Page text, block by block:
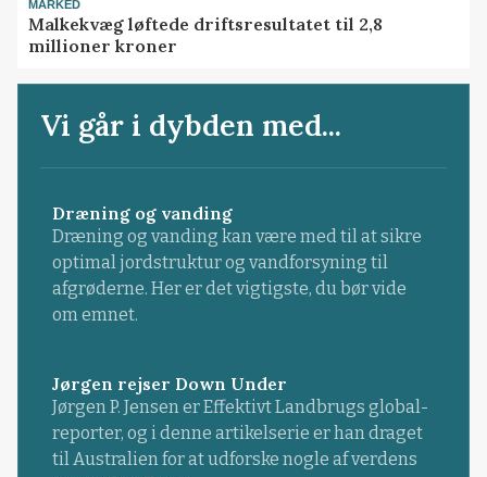
MARKED
Malkekvæg løftede driftsresultatet til 2,8
millioner kroner
Vi går i dybden med...
Dræning og vanding
Dræning og vanding kan være med til at sikre
optimal jordstruktur og vandforsyning til
afgrøderne. Her er det vigtigste, du bør vide
om emnet.
Jørgen rejser Down Under
Jørgen P. Jensen er Effektivt Landbrugs global-
reporter, og i denne artikelserie er han draget
til Australien for at udforske nogle af verdens